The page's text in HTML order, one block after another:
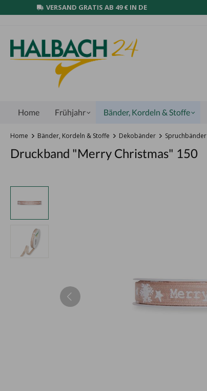
VERSAND GRATIS AB 49 € IN DE
Home Frühjahr Bänder, Kordeln & Stoffe
Home Bänder, Kordeln & Stoffe Dekobänder Spruchbänder
Druckband "Merry Christmas" 150